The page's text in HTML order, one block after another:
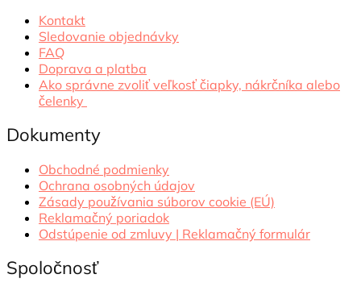
Kontakt
Sledovanie objednávky
FAQ
Doprava a platba
Ako správne zvoliť veľkosť čiapky, nákrčníka alebo
čelenky
Dokumenty
Obchodné podmienky
Ochrana osobných údajov
Zásady používania súborov cookie (EÚ)
Reklamačný poriadok
Odstúpenie od zmluvy | Reklamačný formulár
Spoločnosť